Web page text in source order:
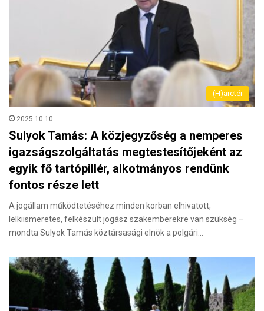
(H)arctér
2025.10.10.
Sulyok Tamás: A közjegyzőség a nemperes
igazságszolgáltatás megtestesítőjeként az
egyik fő tartópillér, alkotmányos rendünk
fontos része lett
A jogállam működtetéséhez minden korban elhivatott,
lelkiismeretes, felkészült jogász szakemberekre van szükség –
mondta Sulyok Tamás köztársasági elnök a polgári…